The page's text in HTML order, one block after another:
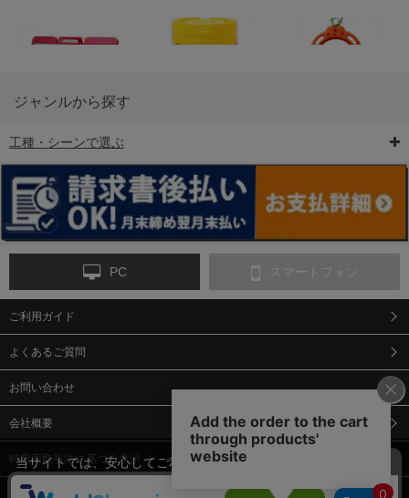
6-矢印板/LED矢印板
ンス
9-点字マット・タイ
ジャンルから探す
工種・シーンで選ぶ
PC スマートフォン
ご利用ガイド
よくあるご質問
お問い合わせ
会社概要
特定商取引法に基づく表示
個人情報保護方針
当サイトでは、安心してご利用いただくため（なりすまし防止
等）、またサイトの利便性向上のため、クッキー(Cookie)を使用